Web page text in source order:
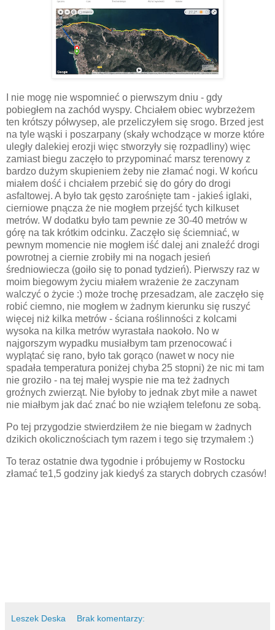
I nie mogę nie wspomnieć o pierwszym dniu - gdy
pobiegłem na zachód wyspy. Chciałem obiec wybrzeżem
ten krótszy półwysep, ale przeliczyłem się srogo. Brzed jest
na tyle wąski i poszarpany (skały wchodzące w morze które
uległy dalekiej erozji więc stworzyły się rozpadliny) więc
zamiast biegu zaczęło to przypominać marsz terenowy z
bardzo dużym skupieniem żeby nie złamać nogi. W końcu
miałem dość i chciałem przebić się do góry do drogi
asfaltowej. A było tak gęsto zarośnięte tam - jakieś iglaki,
cierniowe pnącza że nie mogłem przejść tych kilkuset
metrów. W dodatku było tam pewnie ze 30-40 metrów w
górę na tak krótkim odcinku. Zaczęło się ściemniać, w
pewnym momencie nie mogłem iść dalej ani znaleźć drogi
powrotnej a ciernie zrobiły mi na nogach jesień
średniowiecza (goiło się to ponad tydzień). Pierwszy raz w
moim biegowym życiu miałem wrażenie że zaczynam
walczyć o życie :) może trochę przesadzam, ale zaczęło się
robić ciemno, nie mogłem w żadnym kierunku się ruszyć
więcej niż kilka metrów - ściana roślinności z kolcami
wysoka na kilka metrów wyrastała naokoło. No w
najgorszym wypadku musiałbym tam przenocować i
wyplątać się rano, było tak gorąco (nawet w nocy nie
spadała temperatura poniżej chyba 25 stopni) że nic mi tam
nie groziło - na tej małej wyspie nie ma też żadnych
groźnych zwierząt. Nie byłoby to jednak zbyt miłe a nawet
nie miałbym jak dać znać bo nie wziąłem telefonu ze sobą.
Po tej przygodzie stwierdziłem że nie biegam w żadnych
dzikich okolicznościach tym razem i tego się trzymałem :)
To teraz ostatnie dwa tygodnie i próbujemy w Rostocku
złamać te1,5 godziny jak kiedyś za starych dobrych czasów!
Leszek Deska Brak komentarzy: